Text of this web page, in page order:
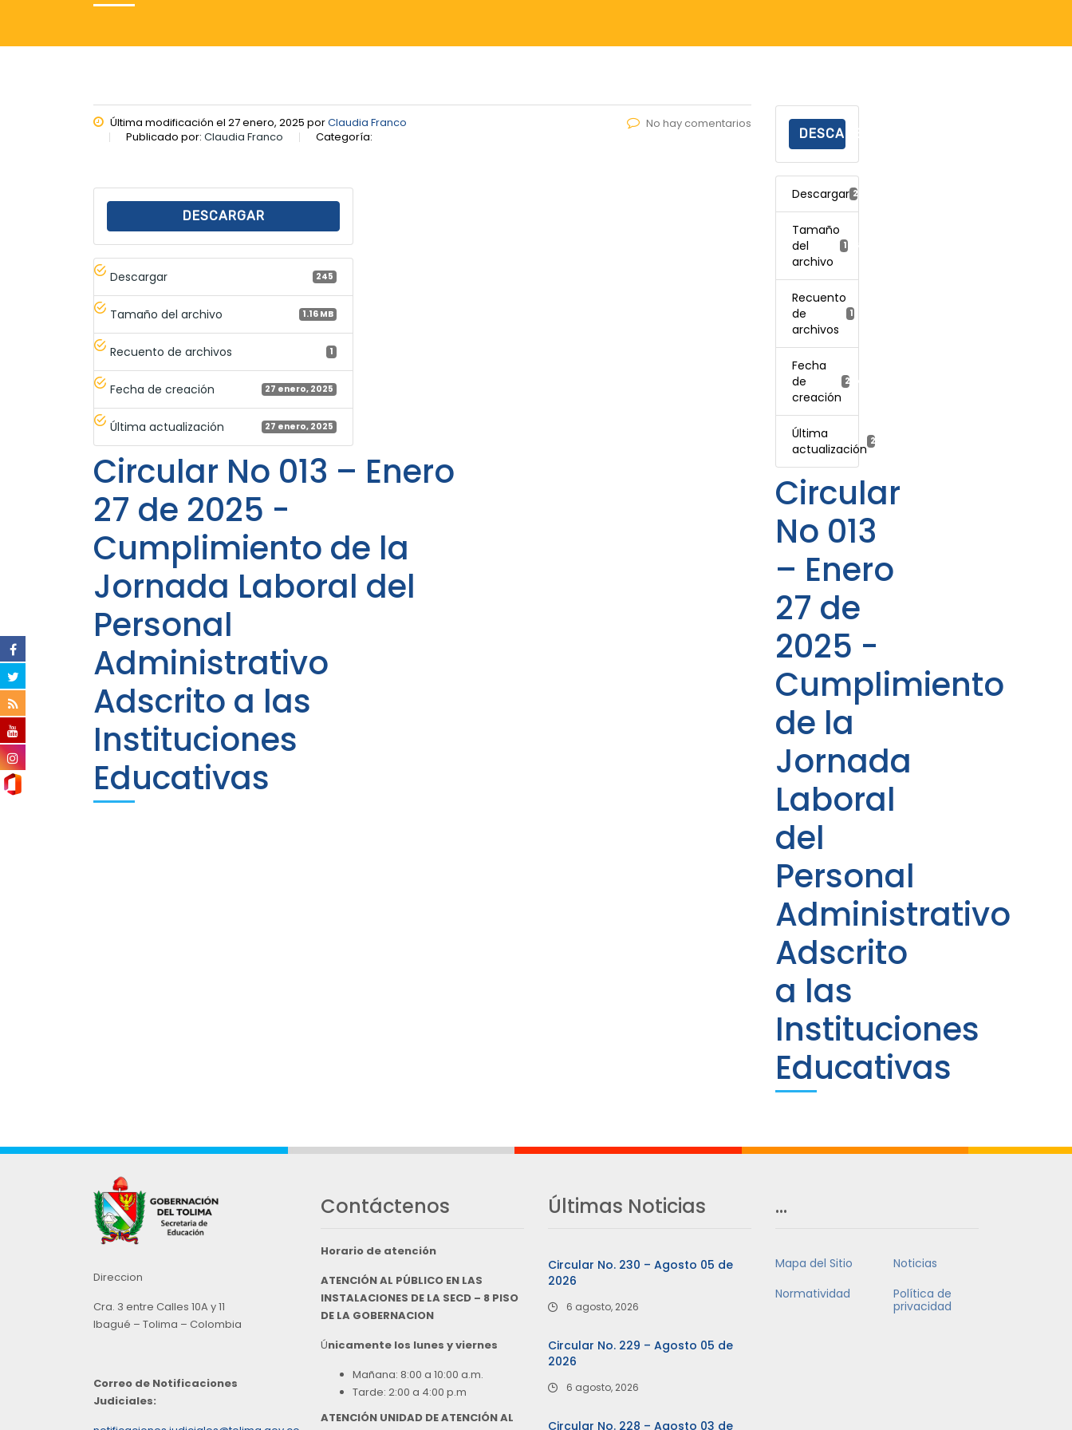
Última modificación el 27 enero, 2025 porClaudia Franco
Publicado por: Claudia Franco Categoría:
No hay comentarios
DESCARGAR
Descargar 245
Tamaño del archivo 1.16 MB
Recuento de archivos 1
Fecha de creación 27 enero, 2025
Última actualización 27 enero, 2025
Circular No 013 – Enero
27 de 2025 -
Cumplimiento de la
Jornada Laboral del
Personal
Administrativo
Adscrito a las
Instituciones
Educativas
DESCARGAR
Descargar 245
Tamaño
del
archivo
1.16 MB
Recuento
de
archivos
1
Fecha
de
creación
27 enero, 2025
Última
actualización
27 enero, 2025
Circular
No 013
– Enero
27 de
2025 -
Cumplimiento
de la
Jornada
Laboral
del
Personal
Administrativo
Adscrito
a las
Instituciones
Educativas
Direccion
Cra. 3 entre Calles 10A y 11
Ibagué – Tolima – Colombia
Correo de Notificaciones
Judiciales:
Contáctenos
Horario de atención
ATENCIÓN AL PÚBLICO EN LAS
INSTALACIONES DE LA SECD – 8 PISO
DE LA GOBERNACION
Únicamente los lunes y viernes
Mañana: 8:00 a 10:00 a.m.
Tarde: 2:00 a 4:00 p.m
ATENCIÓN UNIDAD DE ATENCIÓN AL
Últimas Noticias
Circular No. 230 – Agosto 05 de
2026
6 agosto, 2026
Circular No. 229 – Agosto 05 de
2026
6 agosto, 2026
Circular No. 228 – Agosto 03 de
…
Mapa del Sitio
Noticias
Normatividad
Política de
privacidad